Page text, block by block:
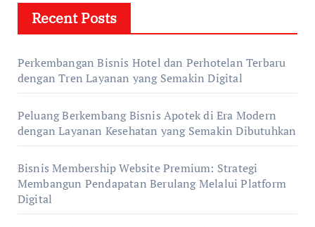
Recent Posts
Perkembangan Bisnis Hotel dan Perhotelan Terbaru
dengan Tren Layanan yang Semakin Digital
Peluang Berkembang Bisnis Apotek di Era Modern
dengan Layanan Kesehatan yang Semakin Dibutuhkan
Bisnis Membership Website Premium: Strategi
Membangun Pendapatan Berulang Melalui Platform
Digital